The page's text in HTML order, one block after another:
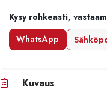
Kysy rohkeasti,
WhatsApp
Kuvaus